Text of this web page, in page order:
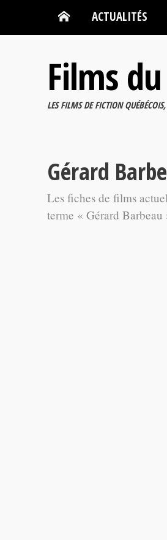
ACTUALITÉS
Films
LES FILMS DE FICTION
Gérard
Les fiches de films
terme « Gérard Barbeau